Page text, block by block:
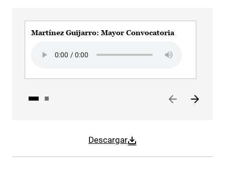
Descargar
Martínez Guijarro: Mayor Convocatoria